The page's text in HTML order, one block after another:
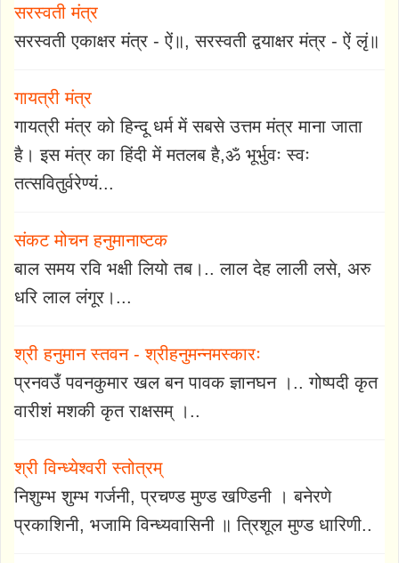
सरस्वती मंत्र
सरस्वती एकाक्षर मंत्र - ऐं॥, सरस्वती द्वयाक्षर मंत्र - ऐं लृं॥
गायत्री मंत्र
गायत्री मंत्र को हिन्दू धर्म में सबसे उत्तम मंत्र माना जाता
है। इस मंत्र का हिंदी में मतलब है,ॐ भूर्भुवः स्वः
तत्सवितुर्वरेण्यं...
संकट मोचन हनुमानाष्टक
बाल समय रवि भक्षी लियो तब।.. लाल देह लाली लसे, अरु
धरि लाल लंगूर।...
श्री हनुमान स्तवन - श्रीहनुमन्नमस्कारः
प्रनवउँ पवनकुमार खल बन पावक ज्ञानघन ।.. गोष्पदी कृत
वारीशं मशकी कृत राक्षसम् ।..
श्री विन्ध्येश्वरी स्तोत्रम्
निशुम्भ शुम्भ गर्जनी, प्रचण्ड मुण्ड खण्डिनी । बनेरणे
प्रकाशिनी, भजामि विन्ध्यवासिनी ॥ त्रिशूल मुण्ड धारिणी..